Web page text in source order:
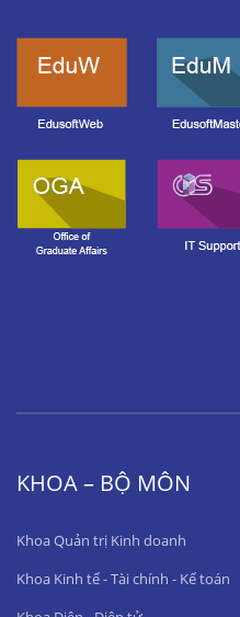
KHOA – BỘ MÔN
Khoa Quản trị Kinh doanh
Khoa Kinh tế - Tài chính - Kế toán